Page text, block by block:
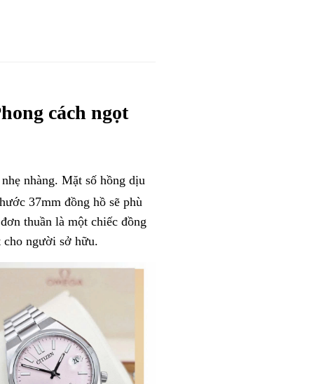
cách ngọt
nhàng. Mặt số hồng dịu
37mm đồng hồ sẽ phù
thuần là một chiếc đồng
cho người sở hữu.